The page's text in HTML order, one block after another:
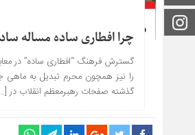
چرا افطاری ساده مساله
گسترش فرهنگ “افطاری ساده” در
را نیز همچون محرم تبدیل به ماهی
گذشته صفحات رهبرمعظم انقلاب در